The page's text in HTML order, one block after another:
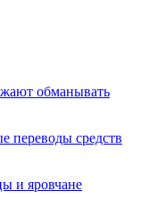
обманывать
переводы средств
и яровчане